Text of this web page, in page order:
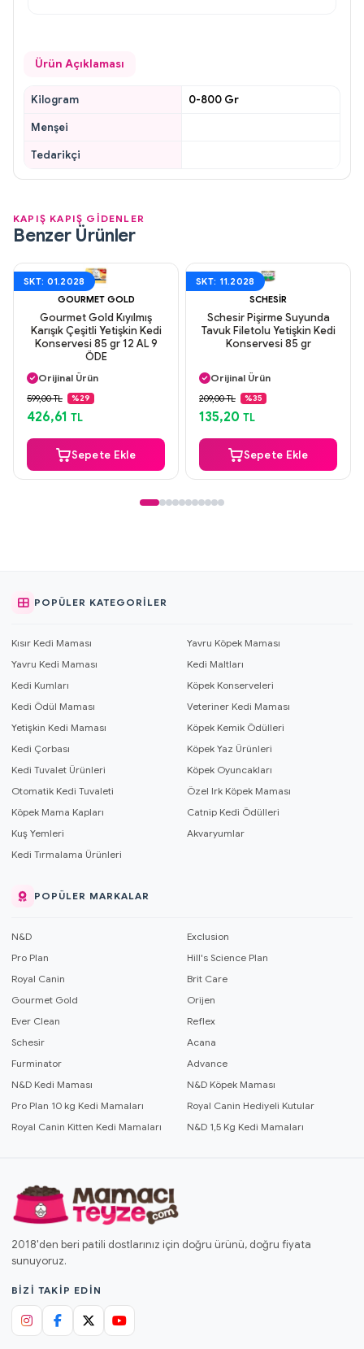
Ürün Açıklaması
Kilogram
0-800 Gr
Menşei
Tedarikçi
KAPIŞ KAPIŞ GİDENLER
Benzer Ürünler
SKT: 01.2028
GOURMET GOLD
Gourmet Gold Kıyılmış
Karışık Çeşitli Yetişkin Kedi
Konservesi 85 gr 12 AL 9
ÖDE
Aynı Gün Kargo
Orijinal Ürün
Güvenli Ödeme
Aynı Gün Kargo
599,00 TL %29
426,61 TL
Sepete Ekle
SKT: 11.2028
SCHESIR
Schesir Pişirme Suyunda
Tavuk Filetolu Yetişkin Kedi
Konservesi 85 gr
Orijinal Ürün
Güvenli Ödeme
Aynı Gün Kargo
209,00 TL %35
135,20 TL
Sepete Ekle
POPÜLER KATEGORILER
Kısır Kedi Maması
Yavru Köpek Maması
Yavru Kedi Maması
Kedi Maltları
Kedi Kumları
Köpek Konserveleri
Kedi Ödül Maması
Veteriner Kedi Maması
Yetişkin Kedi Maması
Köpek Kemik Ödülleri
Kedi Çorbası
Köpek Yaz Ürünleri
Kedi Tuvalet Ürünleri
Köpek Oyuncakları
Otomatik Kedi Tuvaleti
Özel Irk Köpek Maması
Köpek Mama Kapları
Catnip Kedi Ödülleri
Kuş Yemleri
Akvaryumlar
Kedi Tırmalama Ürünleri
POPÜLER MARKALAR
N&D
Exclusion
Pro Plan
Hill's Science Plan
Royal Canin
Brit Care
Gourmet Gold
Orijen
Ever Clean
Reflex
Schesir
Acana
Furminator
Advance
N&D Kedi Maması
N&D Köpek Maması
Pro Plan 10 kg Kedi Mamaları
Royal Canin Hediyeli Kutular
Royal Canin Kitten Kedi Mamaları
N&D 1,5 Kg Kedi Mamaları
2018'den beri patili dostlarınız için doğru ürünü, doğru fiyata
sunuyoruz.
BIZI TAKIP EDIN